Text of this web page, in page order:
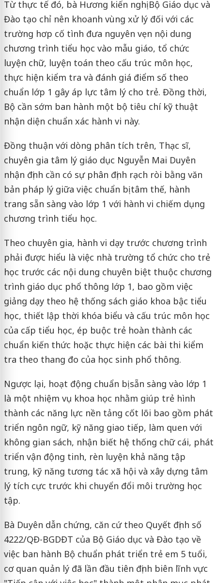
Từ thực tế đó, bà Hương kiến nghị Bộ Giáo dục và
Đào tạo chỉ nên khoanh vùng xử lý đối với các
trường hơp cố tình đưa nguyên vẹn nội dung
chương trình tiểu học vào mẫu giáo, tổ chức
luyện chữ, luyện toán theo cấu trúc môn học,
thực hiện kiểm tra và đánh giá điểm số theo
chuẩn lớp 1 gây áp lực tâm lý cho trẻ. Đồng thời,
Bộ cần sớm ban hành một bộ tiêu chí kỹ thuật
nhận diện chuẩn xác hành vi này.
Đồng thuận với dòng phân tích trên, Thạc sĩ,
chuyên gia tâm lý giáo dục Nguyễn Mai Duyên
nhận định cần có sự phân định rạch ròi bằng văn
bản pháp lý giữa việc chuẩn bị tâm thế, hành
trang sẵn sàng vào lớp 1 với hành vi chiếm dụng
chương trình tiểu học.
Theo chuyên gia, hành vi dạy trước chương trình
phải được hiểu là việc nhà trường tổ chức cho trẻ
học trước các nội dung chuyên biệt thuộc chương
trình giáo dục phổ thông lớp 1, bao gồm việc
giảng dạy theo hệ thống sách giáo khoa bậc tiểu
học, thiết lập thời khóa biểu và cấu trúc môn học
của cấp tiểu học, ép buộc trẻ hoàn thành các
chuẩn kiến thức hoặc thực hiện các bài thi kiểm
tra theo thang đo của học sinh phổ thông.
Ngược lại, hoạt động chuẩn bị sẵn sàng vào lớp 1
là một nhiệm vụ khoa học nhằm giúp trẻ hình
thành các năng lực nền tảng cốt lõi bao gồm phát
triển ngôn ngữ, kỹ năng giao tiếp, làm quen với
không gian sách, nhận biết hệ thống chữ cái, phát
triển vận động tinh, rèn luyện khả năng tập
trung, kỹ năng tương tác xã hội và xây dựng tâm
lý tích cực trước khi chuyển đổi môi trường học
tập.
Bà Duyên dẫn chứng, căn cứ theo Quyết định số
4222/QĐ-BGDĐT của Bộ Giáo dục và Đào tạo về
việc ban hành Bộ chuẩn phát triển trẻ em 5 tuổi,
cơ quan quản lý đã lần đầu tiên định biên lĩnh vực